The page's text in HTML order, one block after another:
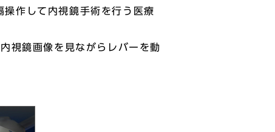
作して内視鏡手術を行う医療
視鏡画像を見ながらレバーを動